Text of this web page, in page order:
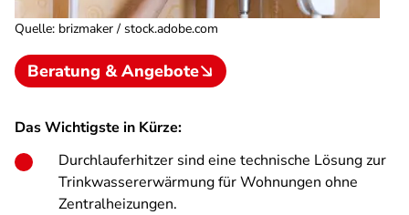
Quelle: brizmaker / stock.adobe.com
Beratung & Angebote
Das Wichtigste in Kürze:
Durchlauferhitzer sind eine technische Lösung zur
Trinkwassererwärmung für Wohnungen ohne
Zentralheizungen.